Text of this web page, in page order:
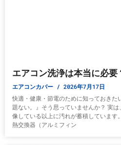
エアコン洗浄は本当に必要
エアコンカバー 2026年7月17日
快適・健康・節電のために知っておきた
題ない。』そう思っていませんか？ 実
像している以上に汚れが蓄積しています
熱交換器（アルミフィン